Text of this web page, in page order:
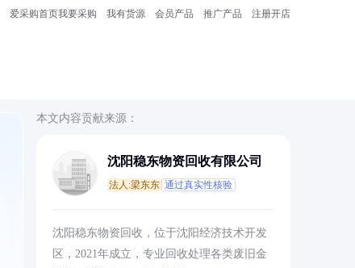
爱采购首页我要采购 我有货源 会员产品 推广产品 注册开店
本文内容贡献来源：
沈阳稳东物资回收有限公司
法人:梁东东 通过真实性核验
沈阳稳东物资回收，位于沈阳经济技术开发
区，2021年成立，专业回收处理各类废旧金